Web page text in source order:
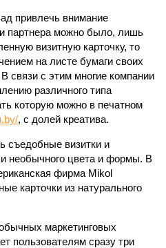
привлечь внимание
партнера можно было, лишь
визитную карточку, то
на листе бумаги своих
связи с этим многие компании
различного типа
которую можно в печатном
, с долей креатива.
съедобные визитки и
необычного цвета и формы. В
фирма Mikol
карточки из натурального
маркетинговых
пользователям сразу три